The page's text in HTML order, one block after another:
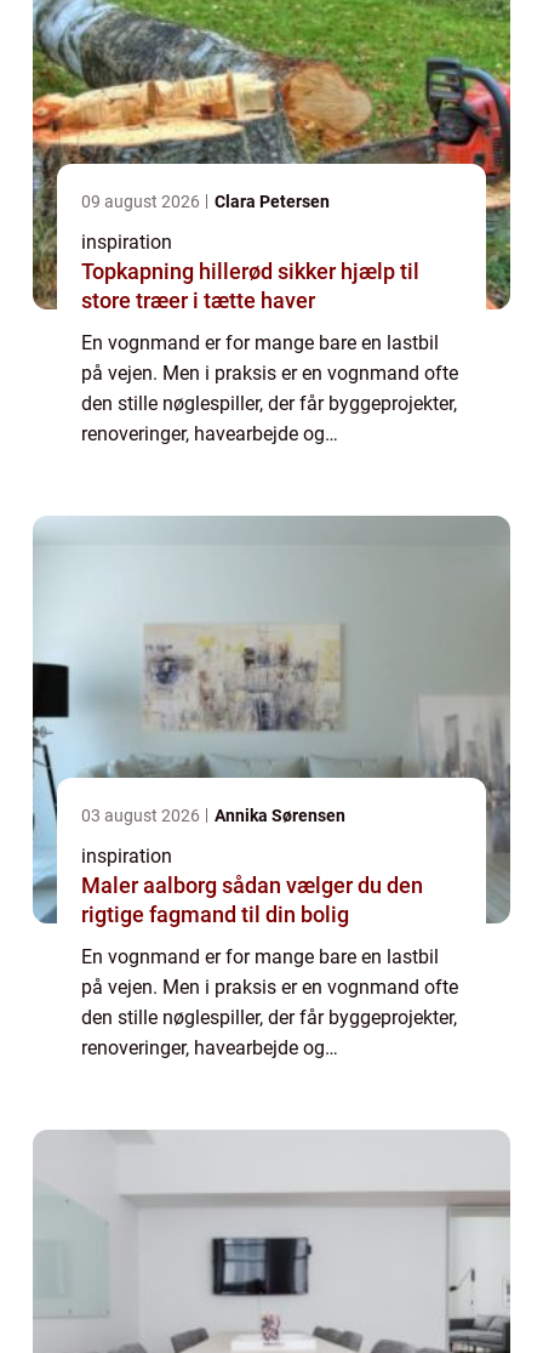
09 august 2026 Clara Petersen
inspiration
Topkapning hillerød sikker hjælp til
store træer i tætte haver
En vognmand er for mange bare en lastbil
på vejen. Men i praksis er en vognmand ofte
den stille nøglespiller, der får byggeprojekter,
renoveringer, havearbejde og
03 august 2026 Annika Sørensen
inspiration
Maler aalborg sådan vælger du den
rigtige fagmand til din bolig
En vognmand er for mange bare en lastbil
på vejen. Men i praksis er en vognmand ofte
den stille nøglespiller, der får byggeprojekter,
renoveringer, havearbejde og